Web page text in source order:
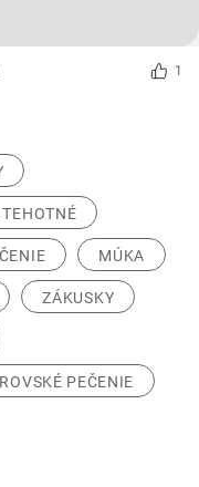
1
TEHOTNÉ
MÚKA
ZÁKUSKY
PEČENIE